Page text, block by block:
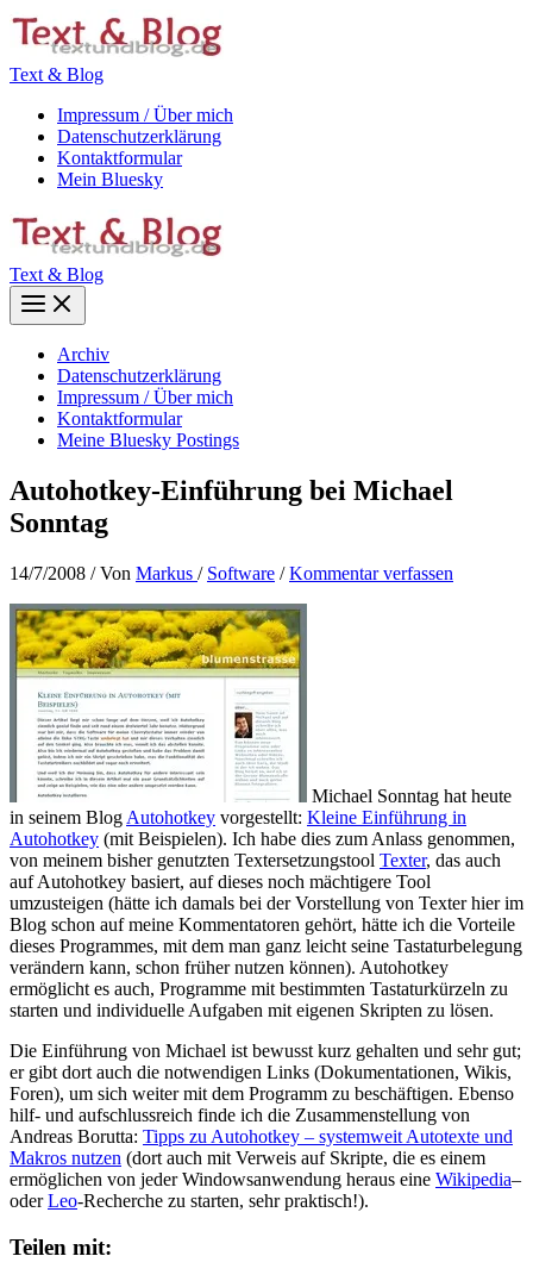
Zum
Inhalt
Text & Blog
Impressum / Über mich
Datenschutzerklärung
Kontaktformular
Mein Bluesky
Text & Blog
Main
Menu
Archiv
Datenschutzerklärung
Impressum / Über mich
Kontaktformular
Meine Bluesky Postings
Autohotkey-Einführung bei Michael
Sonntag
14/7/2008 / Von Markus / Software /Kommentar verfassen
Michael Sonntag hat heute
in seinem Blog Autohotkey vorgestellt: Kleine Einführung in
Autohotkey (mit Beispielen). Ich habe dies zum Anlass genommen,
von meinem bisher genutzten Textersetzungstool Texter, das auch
auf Autohotkey basiert, auf dieses noch mächtigere Tool
umzusteigen (hätte ich damals bei der Vorstellung von Texter hier im
Blog schon auf meine Kommentatoren gehört, hätte ich die Vorteile
dieses Programmes, mit dem man ganz leicht seine Tastaturbelegung
verändern kann, schon früher nutzen können). Autohotkey
ermöglicht es auch, Programme mit bestimmten Tastaturkürzeln zu
starten und individuelle Aufgaben mit eigenen Skripten zu lösen.
Die Einführung von Michael ist bewusst kurz gehalten und sehr gut;
er gibt dort auch die notwendigen Links (Dokumentationen, Wikis,
Foren), um sich weiter mit dem Programm zu beschäftigen. Ebenso
hilf- und aufschlussreich finde ich die Zusammenstellung von
Andreas Borutta: Tipps zu Autohotkey – systemweit Autotexte und
Makros nutzen (dort auch mit Verweis auf Skripte, die es einem
ermöglichen von jeder Windowsanwendung heraus eine Wikipedia–
oderLeo-Recherche zu starten, sehr praktisch!).
Teilen mit: